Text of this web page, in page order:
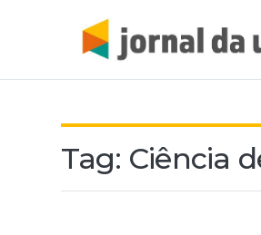
Tag: Ciência